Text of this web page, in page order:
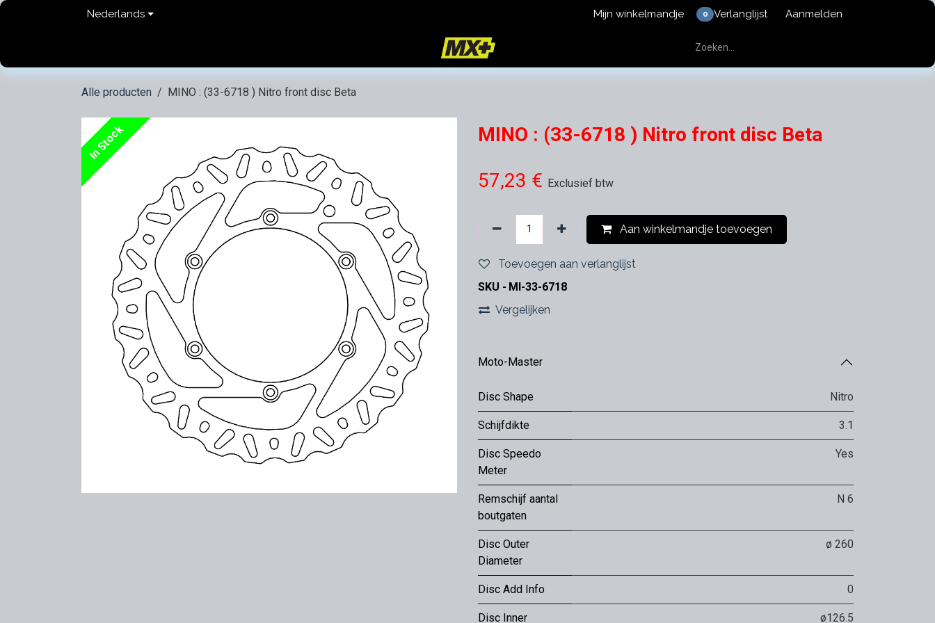
Overslaan naar inhoud
Nederlands Mijn winkelmandje 0 Verlanglijst Aanmelden
Terms and Conditions
Alle producten MINO : (33-6718 ) Nitro front disc Beta
In Stock
MINO : (33-6718 ) Nitro front disc Beta
57,23 € Exclusief btw
Aan winkelmandje toevoegen
Toevoegen aan verlanglijst
SKU - MI-33-6718
Vergelijken
Moto-Master
Disc Shape Nitro
Schijfdikte 3.1
Disc Speedo
Meter
Yes
Remschijf aantal
boutgaten
N 6
Disc Outer
Diameter
ø 260
Disc Add Info 0
Disc Inner
ø126.5